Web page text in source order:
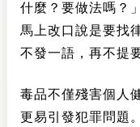
什麼？要做法嗎？
馬上改口說是要找
不發一語，再不提
毒品不僅殘害個人
更易引發犯罪問題